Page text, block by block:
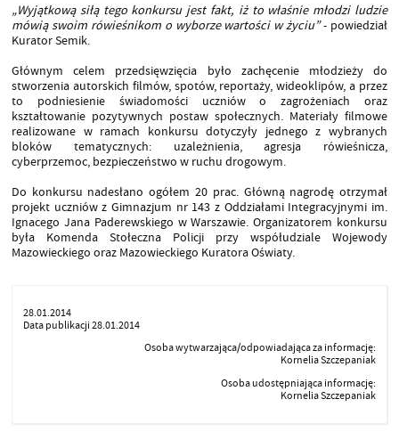
„Wyjątkową siłą tego konkursu jest fakt, iż to właśnie młodzi ludzie
mówią swoim rówieśnikom o wyborze wartości w życiu”- powiedział
Kurator Semik.
Głównym celem przedsięwzięcia było zachęcenie młodzieży do
stworzenia autorskich filmów, spotów, reportaży, wideoklipów, a przez
to podniesienie świadomości uczniów o zagrożeniach oraz
kształtowanie pozytywnych postaw społecznych. Materiały filmowe
realizowane w ramach konkursu dotyczyły jednego z wybranych
bloków tematycznych: uzależnienia, agresja rówieśnicza,
cyberprzemoc, bezpieczeństwo w ruchu drogowym.
Do konkursu nadesłano ogółem 20 prac. Główną nagrodę otrzymał
projekt uczniów z Gimnazjum nr 143 z Oddziałami Integracyjnymi im.
Ignacego Jana Paderewskiego w Warszawie. Organizatorem konkursu
była Komenda Stołeczna Policji przy współudziale Wojewody
Mazowieckiego oraz Mazowieckiego Kuratora Oświaty.
28.01.2014
Data publikacji 28.01.2014
Osoba wytwarzająca/odpowiadająca za informację:
Kornelia Szczepaniak
Osoba udostępniająca informację:
Kornelia Szczepaniak